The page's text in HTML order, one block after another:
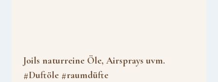
Joils naturreine Öle, Airsprays uvm.
#Duftöle #raumdüfte